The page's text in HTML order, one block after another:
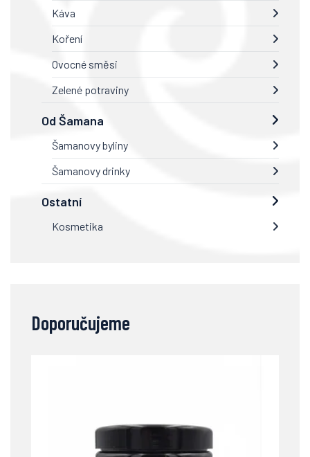
Káva
Koření
Ovocné směsi
Zelené potraviny
Od Šamana
Šamanovy byliny
Šamanovy drinky
Ostatní
Kosmetika
Doporučujeme